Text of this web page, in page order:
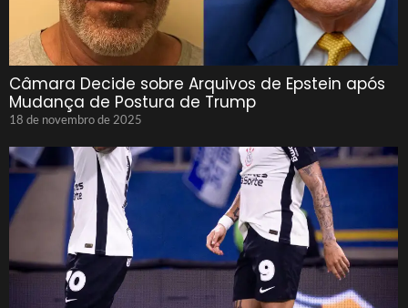
Câmara Decide sobre Arquivos de Epstein após
Mudança de Postura de Trump
18 de novembro de 2025